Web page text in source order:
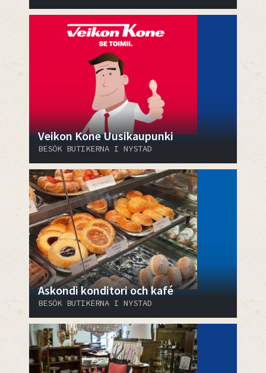
Veikon Kone Uusikaupunki
BESÖK BUTIKERNA I NYSTAD
Askondi konditori och kafé
BESÖK BUTIKERNA I NYSTAD